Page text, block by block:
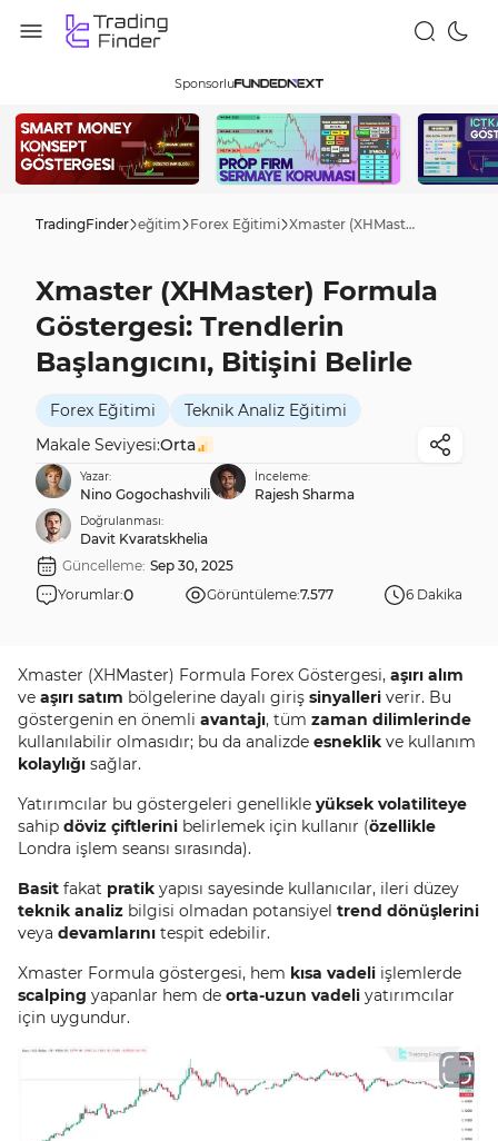
Sponsorlu
TradingFinder eğitim Forex Eğitimi Xmaster (XHMaster) Formula Göstergesi: Trendlerin Başlangıcını, Bitişini Belirle
Xmaster (XHMaster) Formula
Göstergesi: Trendlerin
Başlangıcını, Bitişini Belirle
Forex Eğitimi
Teknik Analiz Eğitimi
Makale Seviyesi:Orta
Yazar:
Nino Gogochashvili
İnceleme:
Rajesh Sharma
Doğrulanması:
Davit Kvaratskhelia
Güncelleme: Sep 30, 2025
Yorumlar:0 Görüntüleme:7.577 6 Dakika
Xmaster (XHMaster) Formula Forex Göstergesi, aşırı alım
ve aşırı satım bölgelerine dayalı giriş sinyalleri verir. Bu
göstergenin en önemli avantajı, tüm zaman dilimlerinde
kullanılabilir olmasıdır; bu da analizde esneklik ve kullanım
kolaylığı sağlar.
Yatırımcılar bu göstergeleri genellikle yüksek volatiliteye
sahip döviz çiftlerini belirlemek için kullanır (özellikle
Londra işlem seansı sırasında).
Basit fakat pratik yapısı sayesinde kullanıcılar, ileri düzey
teknik analiz bilgisi olmadan potansiyel trend dönüşlerini
veya devamlarını tespit edebilir.
Xmaster Formula göstergesi, hem kısa vadeli işlemlerde
scalping yapanlar hem de orta-uzun vadeli yatırımcılar
için uygundur.